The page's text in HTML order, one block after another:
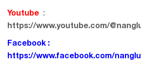
Youtube :
https://www.youtube.com/
Facebook :
https://www.facebook.com/